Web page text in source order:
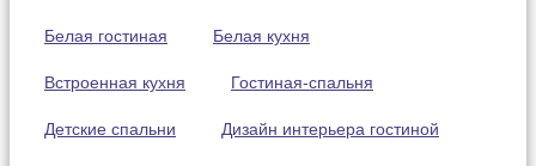
Белая гостиная Белая кухня
Встроенная кухня Гостиная-спальня
Детские спальни Дизайн интерьера гостиной